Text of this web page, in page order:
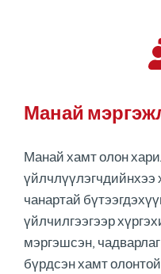
Манай
Манай хамт олон
үйлчлүүлэгчдийнхээ
чанартай
үйлчилгээгээр
мэргэшсэн,
бүрдсэн хамт